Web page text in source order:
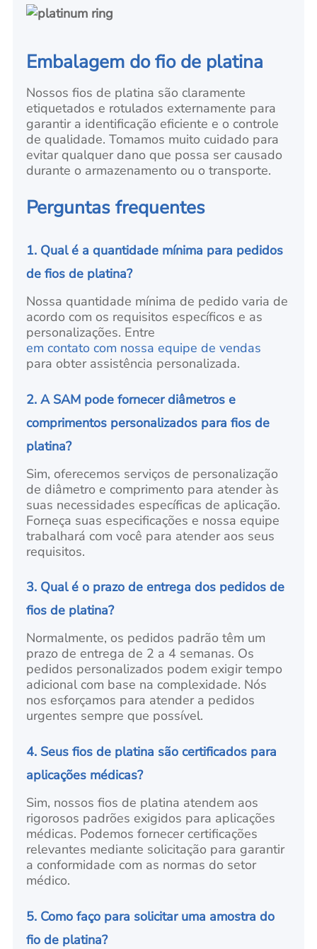
Embalagem do fio de platina
Nossos fios de platina são claramente
etiquetados e rotulados externamente para
garantir a identificação eficiente e o controle
de qualidade. Tomamos muito cuidado para
evitar qualquer dano que possa ser causado
durante o armazenamento ou o transporte.
Perguntas frequentes
1. Qual é a quantidade mínima para pedidos
de fios de platina?
Nossa quantidade mínima de pedido varia de
acordo com os requisitos específicos e as
personalizações. Entre
em contato com nossa equipe de vendas
para obter assistência personalizada.
2. A SAM pode fornecer diâmetros e
comprimentos personalizados para fios de
platina?
Sim, oferecemos serviços de personalização
de diâmetro e comprimento para atender às
suas necessidades específicas de aplicação.
Forneça suas especificações e nossa equipe
trabalhará com você para atender aos seus
requisitos.
3. Qual é o prazo de entrega dos pedidos de
fios de platina?
Normalmente, os pedidos padrão têm um
prazo de entrega de 2 a 4 semanas. Os
pedidos personalizados podem exigir tempo
adicional com base na complexidade. Nós
nos esforçamos para atender a pedidos
urgentes sempre que possível.
4. Seus fios de platina são certificados para
aplicações médicas?
Sim, nossos fios de platina atendem aos
rigorosos padrões exigidos para aplicações
médicas. Podemos fornecer certificações
relevantes mediante solicitação para garantir
a conformidade com as normas do setor
médico.
5. Como faço para solicitar uma amostra do
fio de platina?